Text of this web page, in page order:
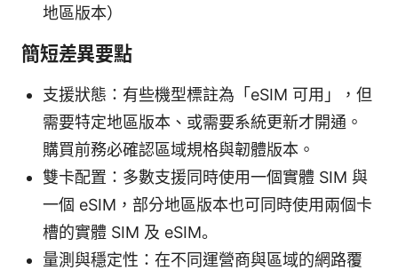
地區版本）
簡短差異要點
支援狀態：有些機型標註為「eSIM 可用」，但
需要特定地區版本、或需要系統更新才開通。
購買前務必確認區域規格與韌體版本。
雙卡配置：多數支援同時使用一個實體 SIM 與
一個 eSIM，部分地區版本也可同時使用兩個卡
槽的實體 SIM 及 eSIM。
量測與穩定性：在不同運營商與區域的網路覆